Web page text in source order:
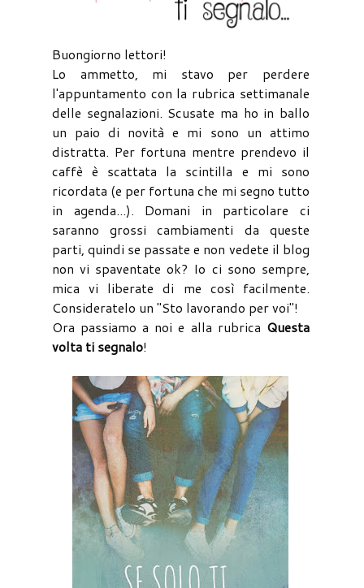
Buongiorno lettori!
Lo ammetto, mi stavo per perdere
l'appuntamento con la rubrica settimanale
delle segnalazioni. Scusate ma ho in ballo
un paio di novità e mi sono un attimo
distratta. Per fortuna mentre prendevo il
caffè è scattata la scintilla e mi sono
ricordata (e per fortuna che mi segno tutto
in agenda...). Domani in particolare ci
saranno grossi cambiamenti da queste
parti, quindi se passate e non vedete il blog
non vi spaventate ok? Io ci sono sempre,
mica vi liberate di me così facilmente.
Consideratelo un "Sto lavorando per voi"!
Ora passiamo a noi e alla rubrica Questa
volta ti segnalo!